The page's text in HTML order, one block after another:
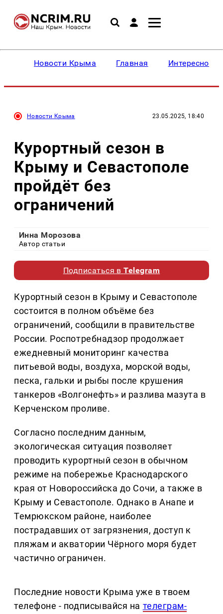
Новости Крыма Главная Интересное
Новости Крыма 23.05.2025, 18:40
Курортный сезон в
Крыму и Севастополе
пройдёт без
ограничений
Инна Морозова
Автор статьи
Подписаться вTelegram
Курортный сезон в Крыму и Севастополе
состоится в полном объёме без
ограничений, сообщили в правительстве
России. Роспотребнадзор продолжает
ежедневный мониторинг качества
питьевой воды, воздуха, морской воды,
песка, гальки и рыбы после крушения
танкеров «Волгонефть» и разлива мазута в
Керченском проливе.
Согласно последним данным,
экологическая ситуация позволяет
проводить курортный сезон в обычном
режиме на побережье Краснодарского
края от Новороссийска до Сочи, а также в
Крыму и Севастополе. Однако в Анапе и
Темрюкском районе, наиболее
пострадавших от загрязнения, доступ к
пляжам и акватории Чёрного моря будет
частично ограничен.
Последние новости Крыма уже в твоем
телефоне - подписывайся на телеграм-